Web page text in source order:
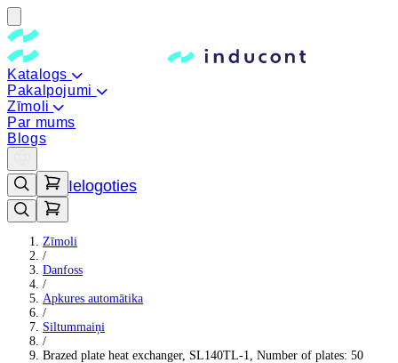
Katalogs
Pakalpojumi
Zīmoli
Par mums
Blogs
Ielogoties
Zīmoli
/
Danfoss
/
Apkures automātika
/
Siltummaiņi
/
Brazed plate heat exchanger, SL140TL-1, Number of plates: 50